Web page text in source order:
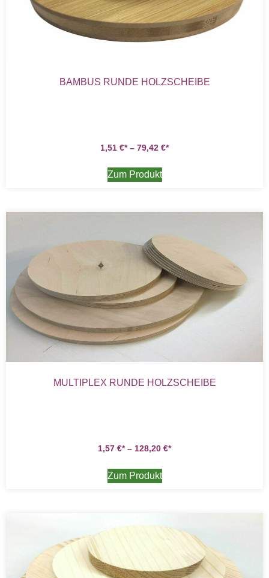
BAMBUS RUNDE HOLZSCHEIBE
1,51 € – 79,42 €
Zum Produkt
MULTIPLEX RUNDE HOLZSCHEIBE
1,57 € – 128,20 €
Zum Produkt